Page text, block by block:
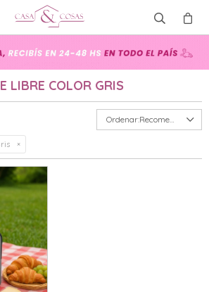
LIBRE COLOR GRIS
Recomendados